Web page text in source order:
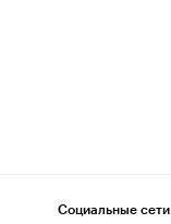
Социальные сети